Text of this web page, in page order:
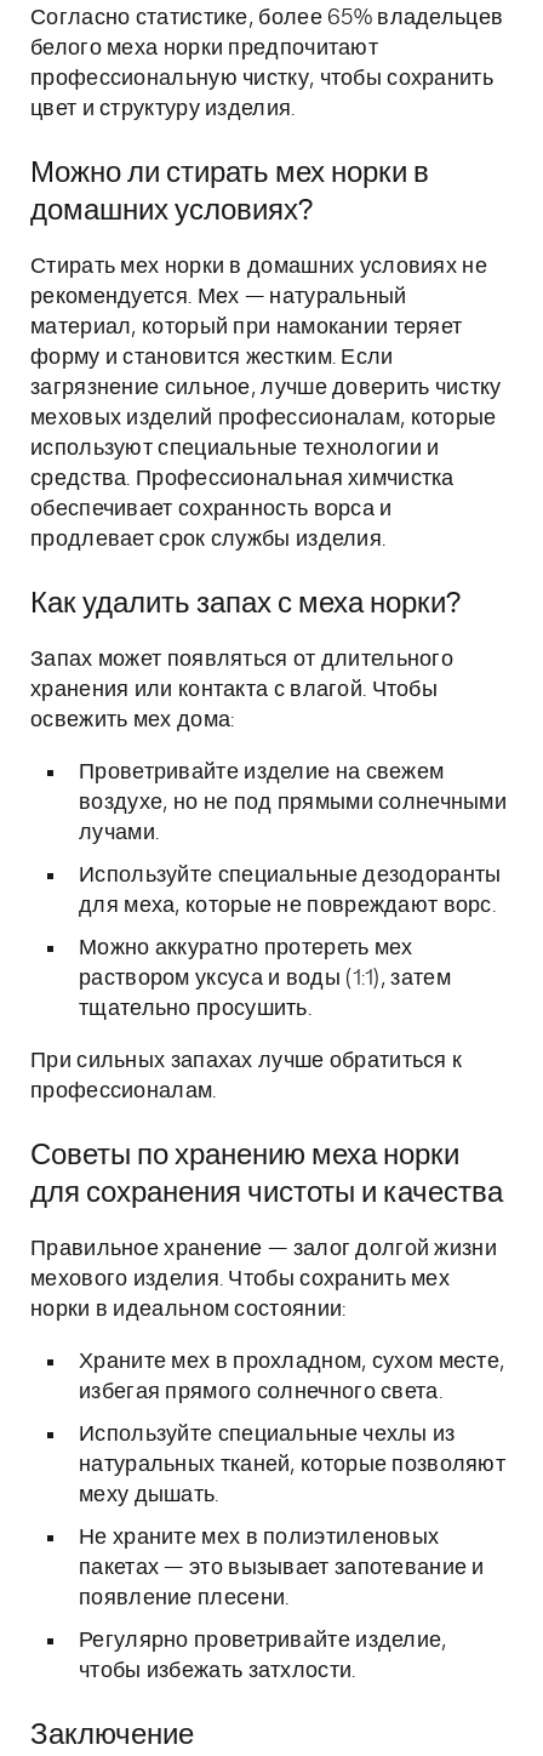
Согласно статистике, более 65% владельцев
белого меха норки предпочитают
профессиональную чистку, чтобы сохранить
цвет и структуру изделия.
Можно ли стирать мех норки в
домашних условиях?
Стирать мех норки в домашних условиях не
рекомендуется. Мех — натуральный
материал, который при намокании теряет
форму и становится жестким. Если
загрязнение сильное, лучше доверить чистку
меховых изделий профессионалам, которые
используют специальные технологии и
средства. Профессиональная химчистка
обеспечивает сохранность ворса и
продлевает срок службы изделия.
Как удалить запах с меха норки?
Запах может появляться от длительного
хранения или контакта с влагой. Чтобы
освежить мех дома:
Проветривайте изделие на свежем
воздухе, но не под прямыми солнечными
лучами.
Используйте специальные дезодоранты
для меха, которые не повреждают ворс.
Можно аккуратно протереть мех
раствором уксуса и воды (1:1), затем
тщательно просушить.
При сильных запахах лучше обратиться к
профессионалам.
Советы по хранению меха норки
для сохранения чистоты и качества
Правильное хранение — залог долгой жизни
мехового изделия. Чтобы сохранить мех
норки в идеальном состоянии:
Храните мех в прохладном, сухом месте,
избегая прямого солнечного света.
Используйте специальные чехлы из
натуральных тканей, которые позволяют
меху дышать.
Не храните мех в полиэтиленовых
пакетах — это вызывает запотевание и
появление плесени.
Регулярно проветривайте изделие,
чтобы избежать затхлости.
Заключение